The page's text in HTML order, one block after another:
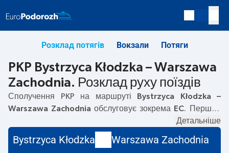
Розклад потягів Вокзали Потяги
PKP Bystrzyca Kłodzka – Warszawa
Zachodnia. Розклад руху поїздів
Сполучення PKP на маршруті
Bystrzyca Kłodzka –
Warszawa Zachodnia обслуговує зокрема EC. Перший
з вокзалу PKP Bystrzyca Kłodzka.
Останній потяг до Warszawa Zachodnia вирушає о 17:27.
На маршруті Bystrzyca Kłodzka –Warszawa Zachodnia
Детальніше
Bystrzyca Kłodzka Warszawa Zachodnia